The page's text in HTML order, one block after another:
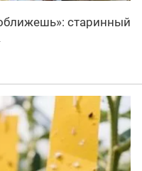
старинный